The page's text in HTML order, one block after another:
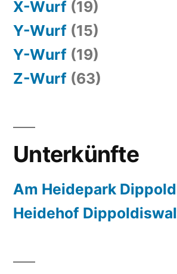
X-Wurf (19)
Y-Wurf (15)
Y-Wurf (19)
Z-Wurf (63)
Unterkünfte
Am Heidepark
Heidehof